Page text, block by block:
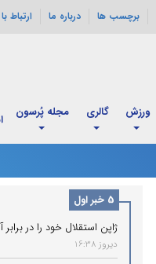
برچسب ها درباره ما ارتباط
ورزش گالری مجله پُرسون
5 خبر اول
ژاپن استقلال خود را در
دیروز 16:38